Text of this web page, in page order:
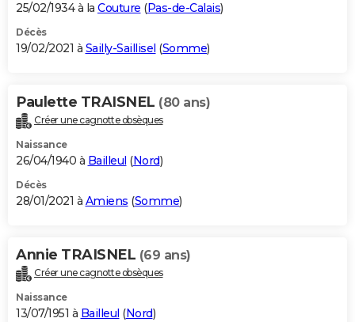
25/02/1934 à la Couture (Pas-de-Calais)
Décès
19/02/2021 à Sailly-Saillisel (Somme)
Paulette TRAISNEL (80 ans)
Créer une cagnotte obsèques
Naissance
26/04/1940 à Bailleul (Nord)
Décès
28/01/2021 à Amiens (Somme)
Annie TRAISNEL (69 ans)
Créer une cagnotte obsèques
Naissance
13/07/1951 à Bailleul (Nord)